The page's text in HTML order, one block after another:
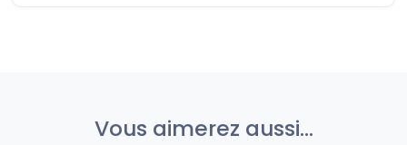
Vous aimerez aussi...